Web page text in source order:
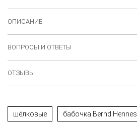
ОПИСАНИЕ
ВОПРОСЫ И ОТВЕТЫ
ОТЗЫВЫ
шёлковые бабочка Bernd Hennes